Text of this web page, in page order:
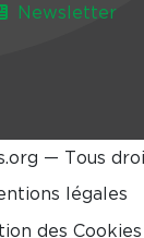
Newsletter
— Tous
légales
des Cookies